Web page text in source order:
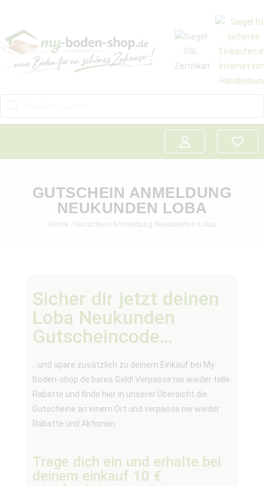
GUTSCHEIN ANMELDUNG
NEUKUNDEN LOBA
Home / Gutschein Anmeldung Neukunden Loba
Sicher dir jetzt deinen
Loba Neukunden
Gutscheincode…
…und spare zusätzlich zu deinem Einkauf bei My-
Boden-shop.de bares Geld! Verpasse nie wieder tolle
Rabatte und finde hier in unserer Übersicht die
Gutscheine an einem Ort und verpasse nie wieder
Rabatte und Aktionen.
Trage dich ein und erhalte bei
deinem einkauf 10 €